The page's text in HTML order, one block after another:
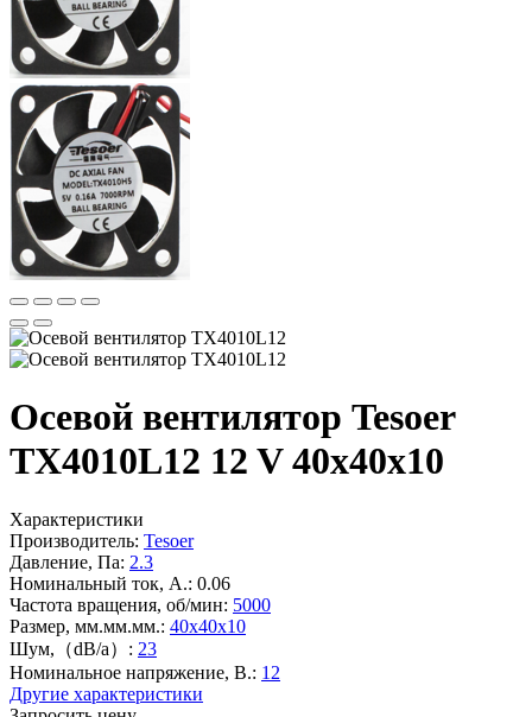
Осевой вентилятор Tesoer
TX4010L12 12 V 40x40x10
Характеристики
Производитель: Tesoer
Давление, Па: 2.3
Номинальный ток, А.: 0.06
Частота вращения, об/мин: 5000
Размер, мм.мм.мм.: 40x40x10
Шум,（dB/a）: 23
Номинальное напряжение, В.: 12
Другие характеристики